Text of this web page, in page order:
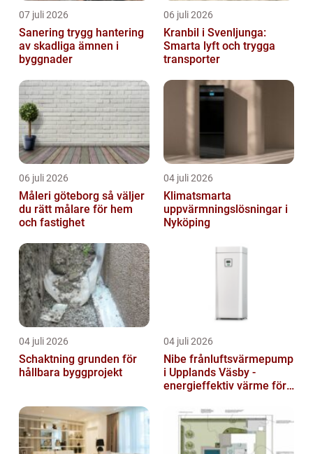
07 juli 2026
Sanering trygg hantering
av skadliga ämnen i
byggnader
06 juli 2026
Kranbil i Svenljunga:
Smarta lyft och trygga
transporter
06 juli 2026
Måleri göteborg så väljer
du rätt målare för hem
och fastighet
04 juli 2026
Klimatsmarta
uppvärmningslösningar i
Nyköping
04 juli 2026
Schaktning grunden för
hållbara byggprojekt
04 juli 2026
Nibe frånluftsvärmepump
i Upplands Väsby -
energieffektiv värme för